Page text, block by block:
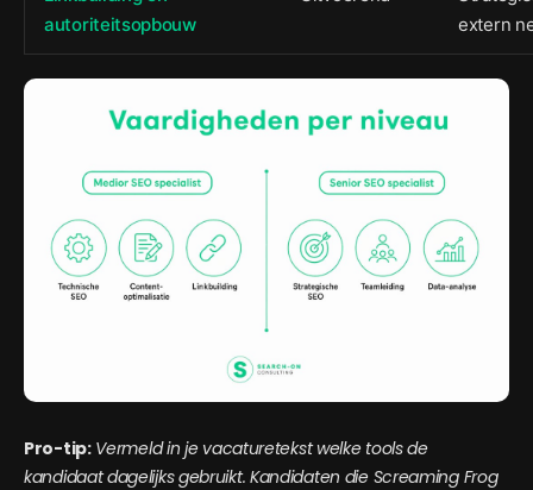
autoriteitsopbouw
extern
Pro-tip: Vermeld in je vacaturetekst welke tools de
kandidaat dagelijks gebruikt. Kandidaten die Screaming Frog